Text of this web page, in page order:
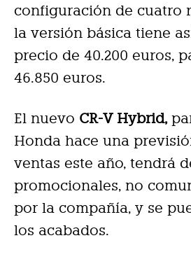
configuración de cuatro
la versión básica tiene
precio de 40.200 euros,
46.850 euros.
El nuevo CR-V Hybrid,
Honda hace una
ventas este año, tendrá
promocionales, no
por la compañía, y se
los acabados.